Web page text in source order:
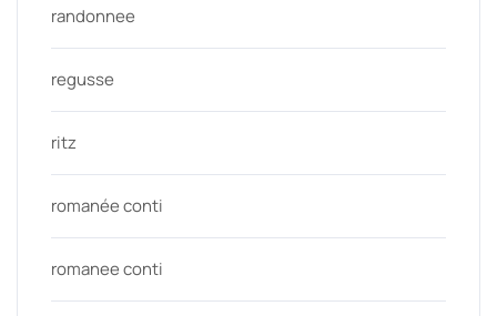
randonnee
regusse
ritz
romanée conti
romanee conti